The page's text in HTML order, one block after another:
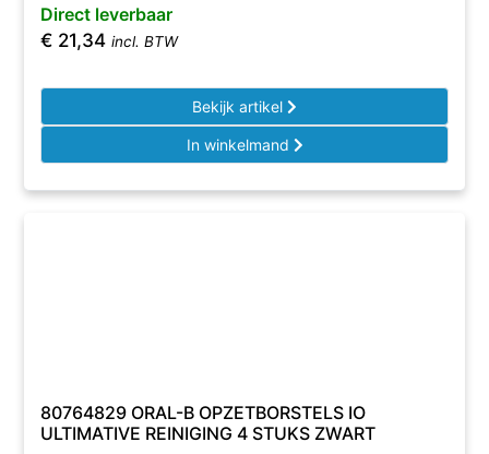
Direct leverbaar
€ 21,34 incl. BTW
Bekijk artikel
In winkelmand
80764829 ORAL-B OPZETBORSTELS IO
ULTIMATIVE REINIGING 4 STUKS ZWART